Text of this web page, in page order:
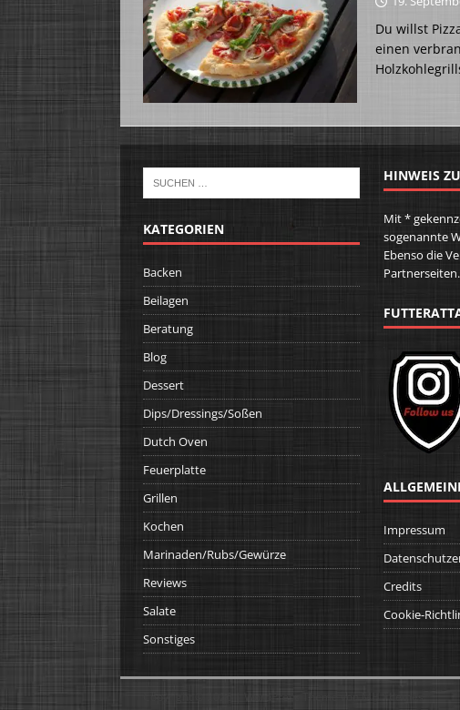
Du willst
einen
KATEGORIEN
Backen
Beilagen
Beratung
Blog
Dessert
Dips/Dressings/Soßen
Dutch Oven
Feuerplatte
Grillen
Kochen
Marinaden/Rubs/Gewürze
Reviews
Salate
Sonstiges
HINWEIS
Mit *
sogenannte
Ebenso die
Partnerseiten.
Impressum
Credits
Cookie-